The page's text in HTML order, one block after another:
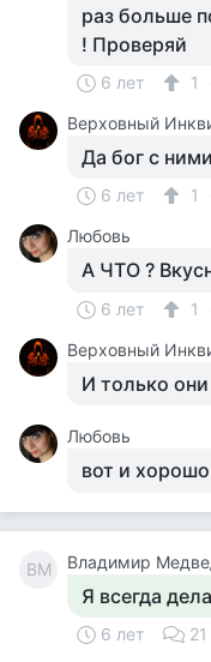
раз больше
! Проверяй
6 лет
1
Верховный
Да бог с
6 лет
1
Любовь
А ЧТО ?
6 лет
1
Верховный
И только они
Любовь
вот и
ВМ Владимир
Я всегда
6 лет 21